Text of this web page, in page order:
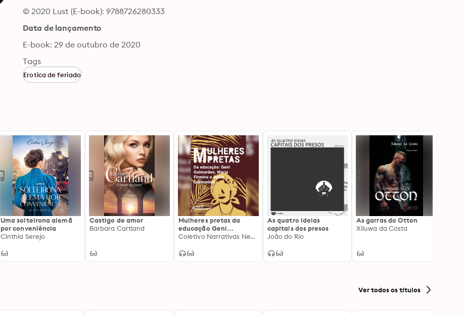
© 2020 Lust (E-book): 9788726280333
Data de lançamento
E-book: 29 de outubro de 2020
Tags
Erotica de feriado
Uma solteirona alemã
por conveniência
Cinthia Serejo
Castigo de amor
Barbara Cartland
Mulheres pretas da
educação Geni
Guimarães, Maria
Guimarães
Coletivo Narrativas Negras
As quatro ideias
capitais dos presos
João do Rio
As garras do Otton
Xiluwa da Costa
Ver todos os títulos